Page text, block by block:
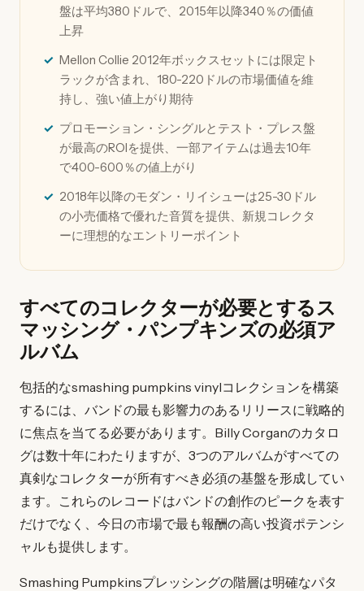
盤は平均380ドルで、2015年以降340％の価値
上昇
Mellon Collie 2012年ボックスセットには限定ト
ラックが含まれ、180-220ドルの市場価値を維
持し、強い値上がり期待
プロモーション・シングルとテスト・プレス盤
が最高のROIを提供、一部アイテムは過去10年
で400-600％の値上がり
2018年以降のモダン・リイシューは25-30ドル
の小売価格で優れた音質を提供、新規コレクタ
ーに理想的なエントリーポイント
すべてのコレクターが必要とするス
マッシング・パンプキンズの必須ア
ルバム
包括的なsmashing pumpkins vinylコレクションを構築
するには、バンドの最も影響力のあるリリースに戦略的
に焦点を当てる必要があります。Billy Corganのカタロ
グは数十年にわたりますが、3つのアルバムがすべての
真剣なコレクターが所有すべき必須の基盤を形成してい
ます。これらのレコードはバンドの創作のピークを表す
だけでなく、今日の市場で最も報酬の高い投資ポテンシ
ャルも提供します。
Smashing Pumpkinsプレッシングの階層は明確なパタ